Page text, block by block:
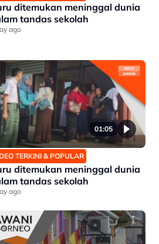
ditemukan meninggal dunia
tandas sekolah
ago
01:05
TERKINI & POPULAR
ditemukan meninggal dunia
tandas sekolah
ago